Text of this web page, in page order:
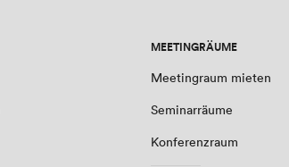
MEETINGRÄUME
Meetingraum mieten
Seminarräume
Konferenzraum